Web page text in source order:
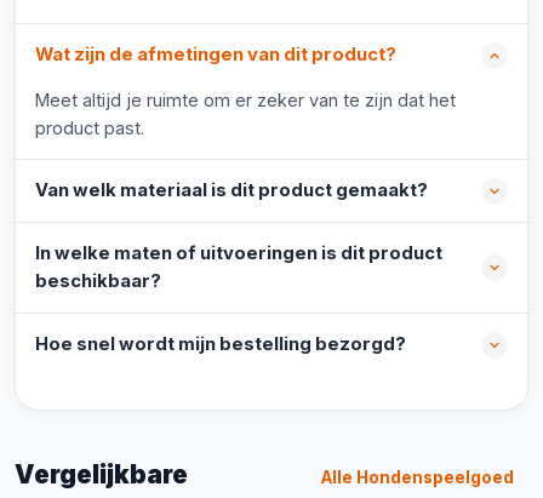
Wat zijn de afmetingen van dit product?
Meet altijd je ruimte om er zeker van te zijn dat het
product past.
Van welk materiaal is dit product gemaakt?
In welke maten of uitvoeringen is dit product
beschikbaar?
Hoe snel wordt mijn bestelling bezorgd?
Vergelijkbare
Alle Hondenspeelgoed